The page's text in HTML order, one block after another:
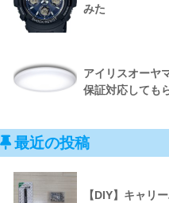
みた
アイリスオーヤ
保証対応しても
最近の投稿
【DIY】キャリ